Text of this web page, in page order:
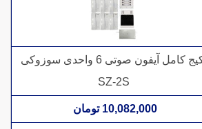
پکیج کامل آیفون صوتی 6 واحدی سوزوکی
SZ-2S
10,082,000 تومان